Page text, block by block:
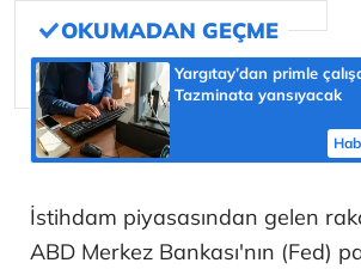
Yargıtay’dan primle
Tazminata yansıyacak
İstihdam piyasasından gelen
ABD Merkez Bankası'nın (Fed)